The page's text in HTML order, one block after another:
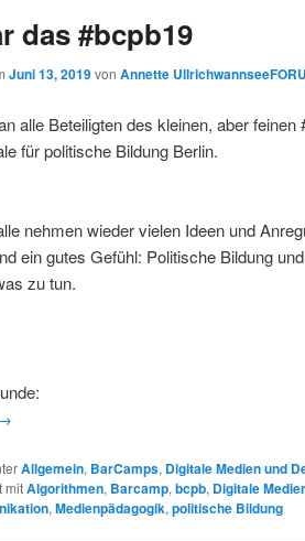
das #bcpb19
Juni 13, 2019von Annette
alle Beteiligten des kleinen, aber
für politische Bildung Berlin.
nehmen wieder vielen Ideen und
ein gutes Gefühl: Politische Bildung
zu tun.
Allgemein, BarCamps, Digitale Medien und
mitAlgorithmen, Barcamp,bcpb, Digitale
,Medienpädagogik,politische Bildung